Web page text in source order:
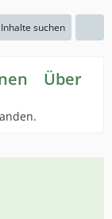
Inhalte suchen
Über